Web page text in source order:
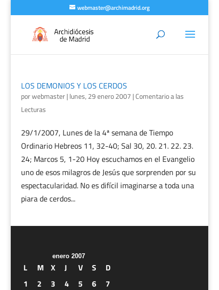
webmaster@archimadrid.org
LOS DEMONIOS Y LOS CERDOS
porwebmaster| lunes, 29 enero 2007 |Comentario a las
Lecturas
29/1/2007, Lunes de la 4ª semana de Tiempo
Ordinario Hebreos 11, 32-40; Sal 30, 20. 21. 22. 23.
24; Marcos 5, 1-20 Hoy escuchamos en el Evangelio
uno de esos milagros de Jesús que sorprenden por su
espectacularidad. No es difícil imaginarse a toda una
piara de cerdos...
enero 2007
L M X J V S
D
1
2 3 4 5 6
7